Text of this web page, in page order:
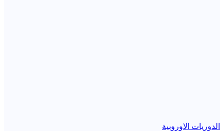
الدوريات الاوروبية